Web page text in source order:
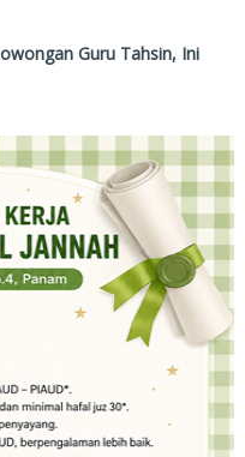
Guru Tahsin, Ini